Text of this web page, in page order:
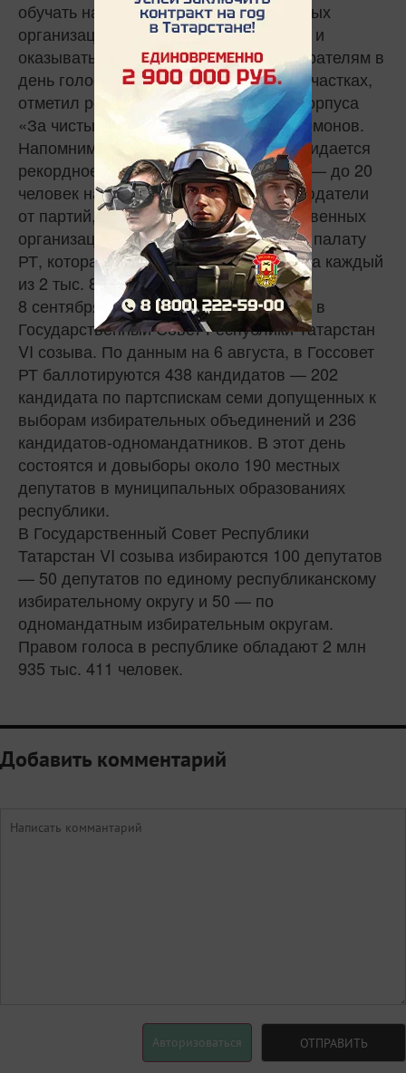
обучать наблюдателей от общественных
организаций, а также консультировать и
оказывать юридическую помощь избирателям в
день голосования на избирательных участках,
отметил региональный координатор корпуса
«За чистые выборы» в РТ Павел Соломонов.
Напомним, в этом году на выборах ожидается
рекордное количество наблюдателей — до 20
человек на каждом участке. Это наблюдатели
от партий, кандидатов, СМИ и общественных
организаций, включая Общественную палату
РТ, которая направит наблюдателей на каждый
из 2 тыс. 811 избирательных участков.
8 сентября 2019 года пройдут выборы в
Государственный Совет Республики Татарстан
VI созыва. По данным на 6 августа, в Госсовет
РТ баллотируются 438 кандидатов — 202
кандидата по партспискам семи допущенных к
выборам избирательных объединений и 236
кандидатов-одномандатников. В этот день
состоятся и довыборы около 190 местных
депутатов в муниципальных образованиях
республики.
В Государственный Совет Республики
Татарстан VI созыва избираются 100 депутатов
— 50 депутатов по единому республиканскому
избирательному округу и 50 — по
одномандатным избирательным округам.
Правом голоса в республике обладают 2 млн
935 тыс. 411 человек.
Добавить комментарий
Авторизоваться ОТПРАВИТЬ